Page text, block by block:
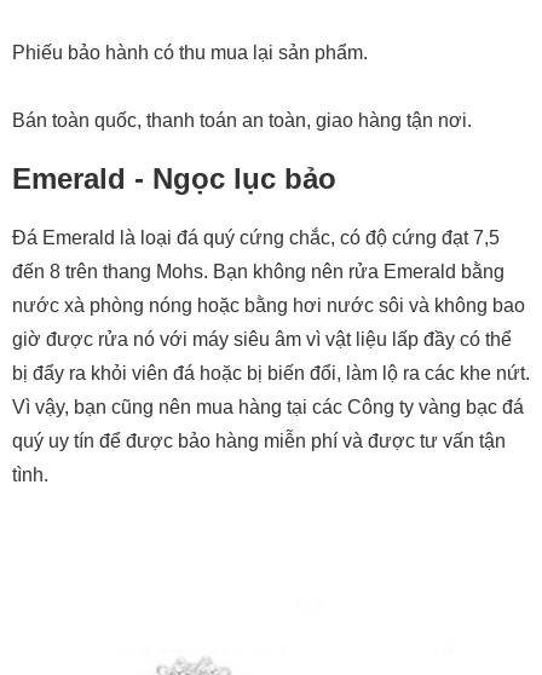
Phiếu bảo hành có thu mua lại sản phẩm.
Bán toàn quốc, thanh toán an toàn, giao hàng tận nơi.
Emerald - Ngọc lục bảo
Đá Emerald là loại đá quý cứng chắc, có độ cứng đạt 7,5
đến 8 trên thang Mohs. Bạn không nên rửa Emerald bằng
nước xà phòng nóng hoặc bằng hơi nước sôi và không bao
giờ được rửa nó với máy siêu âm vì vật liệu lấp đầy có thể
bị đẩy ra khỏi viên đá hoặc bị biến đổi, làm lộ ra các khe nứt.
Vì vậy, bạn cũng nên mua hàng tại các Công ty vàng bạc đá
quý uy tín để được bảo hàng miễn phí và được tư vấn tận
tình.